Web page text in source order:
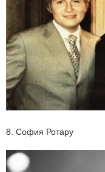
8. София Ротару